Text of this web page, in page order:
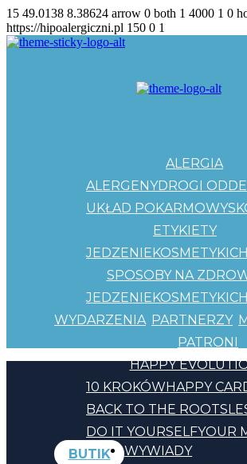
15 49.0138 8.38624 arrow 0 both 1 4000 1 0
https://hipoalergiczni.pl 150 0 1
ALERGIA
ALERGENYDROGI
UKŁAD POKARMOWY
ETYKIETY
JEDZENIEKOSMETYKI
SPOSOBY NA
JEDZENIEKOSMETYKI
WYDARZENIA PARTNERZY
PATRONI
HAPPY
10 KROKÓWHAPPY
BACK TO THE ROOTS
DO IT YOURSELFYOUR
BUTIK
WYWIADY